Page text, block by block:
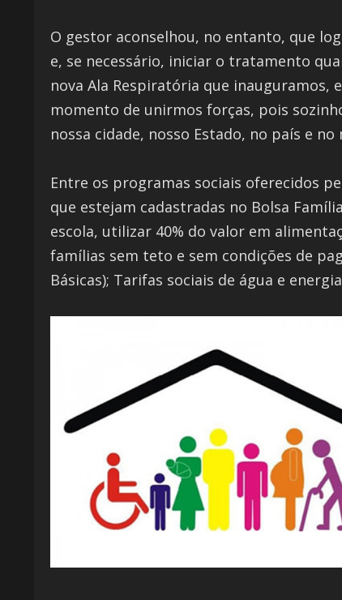
O gestor aconselhou, no entanto, que
e, se necessário, iniciar o tratamento
nova Ala Respiratória que inauguramos,
momento de unirmos forças, pois
nossa cidade, nosso Estado, no país e no
Entre os programas sociais oferecidos
que estejam cadastradas no Bolsa
escola, utilizar 40% do valor em
famílias sem teto e sem condições de
Básicas); Tarifas sociais de água e